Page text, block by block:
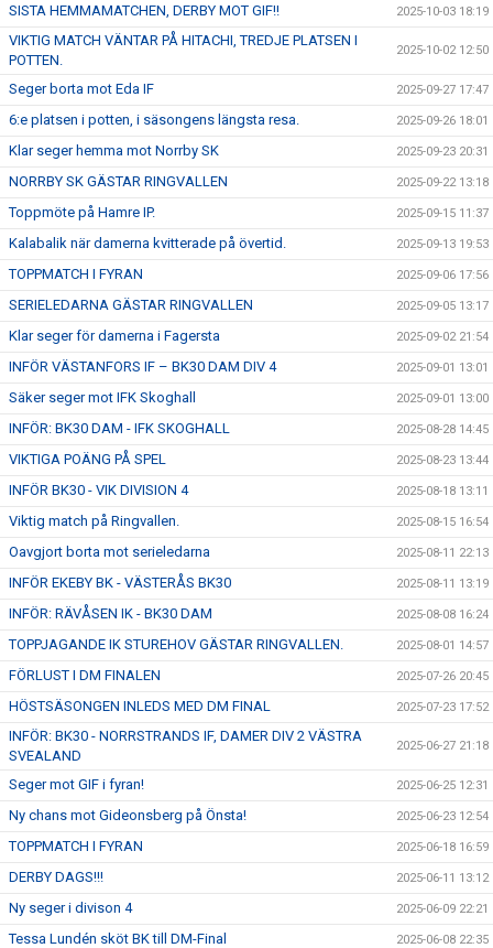
SISTA HEMMAMATCHEN, DERBY MOT GIF!! 2025-10-03 18:19
VIKTIG MATCH VÄNTAR PÅ HITACHI, TREDJE PLATSEN I
POTTEN.
2025-10-02 12:50
Seger borta mot Eda IF 2025-09-27 17:47
6:e platsen i potten, i säsongens längsta resa. 2025-09-26 18:01
Klar seger hemma mot Norrby SK 2025-09-23 20:31
NORRBY SK GÄSTAR RINGVALLEN 2025-09-22 13:18
Toppmöte på Hamre IP. 2025-09-15 11:37
Kalabalik när damerna kvitterade på övertid. 2025-09-13 19:53
TOPPMATCH I FYRAN 2025-09-06 17:56
SERIELEDARNA GÄSTAR RINGVALLEN 2025-09-05 13:17
Klar seger för damerna i Fagersta 2025-09-02 21:54
INFÖR VÄSTANFORS IF – BK30 DAM DIV 4 2025-09-01 13:01
Säker seger mot IFK Skoghall 2025-09-01 13:00
INFÖR: BK30 DAM - IFK SKOGHALL 2025-08-28 14:45
VIKTIGA POÄNG PÅ SPEL 2025-08-23 13:44
INFÖR BK30 - VIK DIVISION 4 2025-08-18 13:11
Viktig match på Ringvallen. 2025-08-15 16:54
Oavgjort borta mot serieledarna 2025-08-11 22:13
INFÖR EKEBY BK - VÄSTERÅS BK30 2025-08-11 13:19
INFÖR: RÄVÅSEN IK - BK30 DAM 2025-08-08 16:24
TOPPJAGANDE IK STUREHOV GÄSTAR RINGVALLEN. 2025-08-01 14:57
FÖRLUST I DM FINALEN 2025-07-26 20:45
HÖSTSÄSONGEN INLEDS MED DM FINAL 2025-07-23 17:52
INFÖR: BK30 - NORRSTRANDS IF, DAMER DIV 2 VÄSTRA
SVEALAND
2025-06-27 21:18
Seger mot GIF i fyran! 2025-06-25 12:31
Ny chans mot Gideonsberg på Önsta! 2025-06-23 12:54
TOPPMATCH I FYRAN 2025-06-18 16:59
DERBY DAGS!!! 2025-06-11 13:12
Ny seger i divison 4 2025-06-09 22:21
Tessa Lundén sköt BK till DM-Final 2025-06-08 22:35